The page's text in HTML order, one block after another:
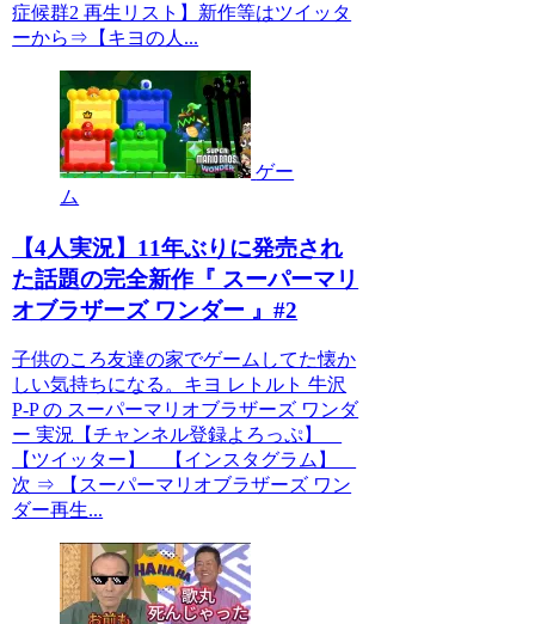
症候群2 再生リスト】新作等はツイッタ
ーから⇒【キヨの人...
ゲー
ム
【4人実況】11年ぶりに発売され
た話題の完全新作『 スーパーマリ
オブラザーズ ワンダー 』#2
子供のころ友達の家でゲームしてた懐か
しい気持ちになる。キヨ レトルト 牛沢
P-P の スーパーマリオブラザーズ ワンダ
ー 実況【チャンネル登録よろっぷ】
【ツイッター】 【インスタグラム】
次 ⇒ 【スーパーマリオブラザーズ ワン
ダー再生...